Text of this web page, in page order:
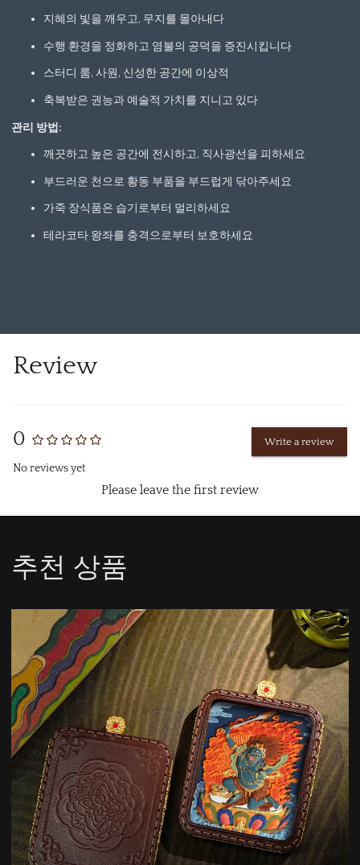
지혜의 빛을 깨우고, 무지를 몰아내다
수행 환경을 정화하고 염불의 공덕을 증진시킵니다
스터디 룸, 사원, 신성한 공간에 이상적
축복받은 권능과 예술적 가치를 지니고 있다
관리 방법:
깨끗하고 높은 공간에 전시하고, 직사광선을 피하세요
부드러운 천으로 황동 부품을 부드럽게 닦아주세요
가죽 장식품은 습기로부터 멀리하세요
테라코타 왕좌를 충격으로부터 보호하세요
Review
0
No reviews yet
Write a review
Please leave the first review
추천 상품